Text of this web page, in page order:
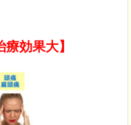
療効果大】